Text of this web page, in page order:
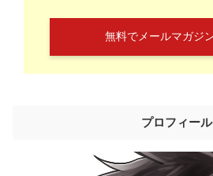
無料でメールマガジ
プロフィール